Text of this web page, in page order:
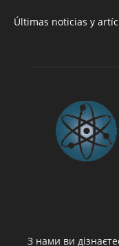
Últimas noticias y
З нами ви